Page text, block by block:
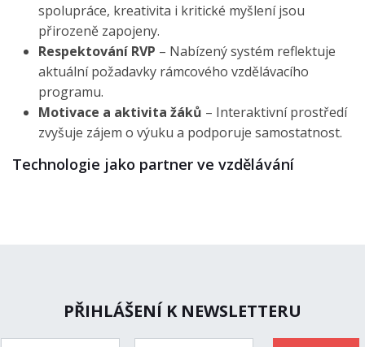
spolupráce, kreativita i kritické myšlení jsou
přirozeně zapojeny.
Respektování RVP – Nabízený systém reflektuje
aktuální požadavky rámcového vzdělávacího
programu.
Motivace a aktivita žáků – Interaktivní prostředí
zvyšuje zájem o výuku a podporuje samostatnost.
Technologie jako partner ve vzdělávání
PŘIHLÁŠENÍ K NEWSLETTERU